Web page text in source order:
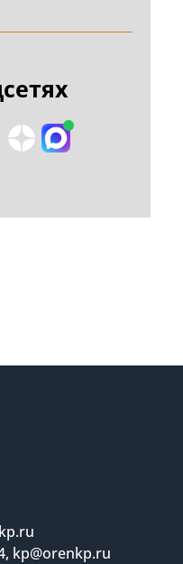
kp@orenkp.ru